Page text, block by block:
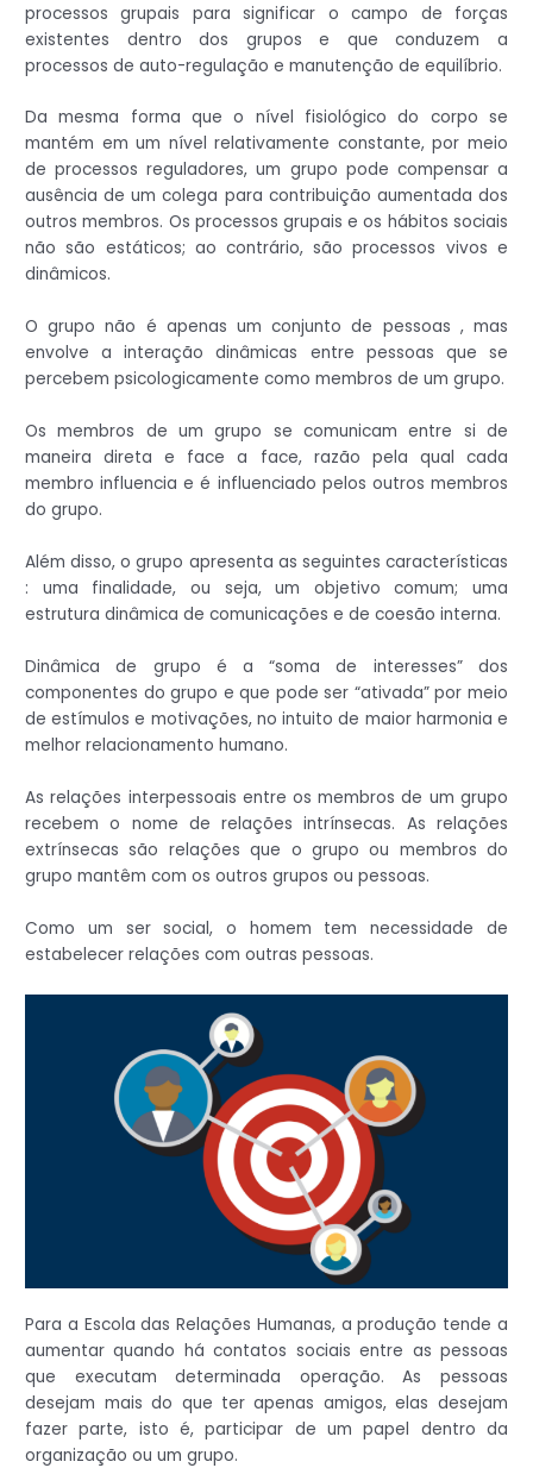
processos grupais para significar o campo de forças
existentes dentro dos grupos e que conduzem a
processos de auto-regulação e manutenção de equilíbrio.
Da mesma forma que o nível fisiológico do corpo se
mantém em um nível relativamente constante, por meio
de processos reguladores, um grupo pode compensar a
ausência de um colega para contribuição aumentada dos
outros membros. Os processos grupais e os hábitos sociais
não são estáticos; ao contrário, são processos vivos e
dinâmicos.
O grupo não é apenas um conjunto de pessoas , mas
envolve a interação dinâmicas entre pessoas que se
percebem psicologicamente como membros de um grupo.
Os membros de um grupo se comunicam entre si de
maneira direta e face a face, razão pela qual cada
membro influencia e é influenciado pelos outros membros
do grupo.
Além disso, o grupo apresenta as seguintes características
: uma finalidade, ou seja, um objetivo comum; uma
estrutura dinâmica de comunicações e de coesão interna.
Dinâmica de grupo é a “soma de interesses” dos
componentes do grupo e que pode ser “ativada” por meio
de estímulos e motivações, no intuito de maior harmonia e
melhor relacionamento humano.
As relações interpessoais entre os membros de um grupo
recebem o nome de relações intrínsecas. As relações
extrínsecas são relações que o grupo ou membros do
grupo mantêm com os outros grupos ou pessoas.
Como um ser social, o homem tem necessidade de
estabelecer relações com outras pessoas.
Para a Escola das Relações Humanas, a produção tende a
aumentar quando há contatos sociais entre as pessoas
que executam determinada operação. As pessoas
desejam mais do que ter apenas amigos, elas desejam
fazer parte, isto é, participar de um papel dentro da
organização ou um grupo.